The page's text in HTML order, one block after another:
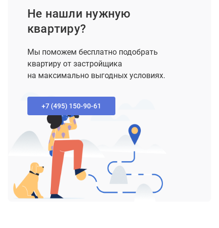
Не нашли нужную
квартиру?
Мы поможем бесплатно подобрать
квартиру от застройщика
на максимально выгодных условиях.
+7 (495) 150-90-61‬